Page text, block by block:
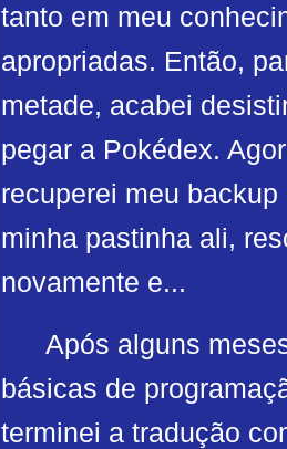
tanto em meu
apropriadas. Então,
metade, acabei
pegar a Pokédex.
recuperei meu
minha pastinha ali,
novamente e...
Após alguns
básicas de
terminei a tradução